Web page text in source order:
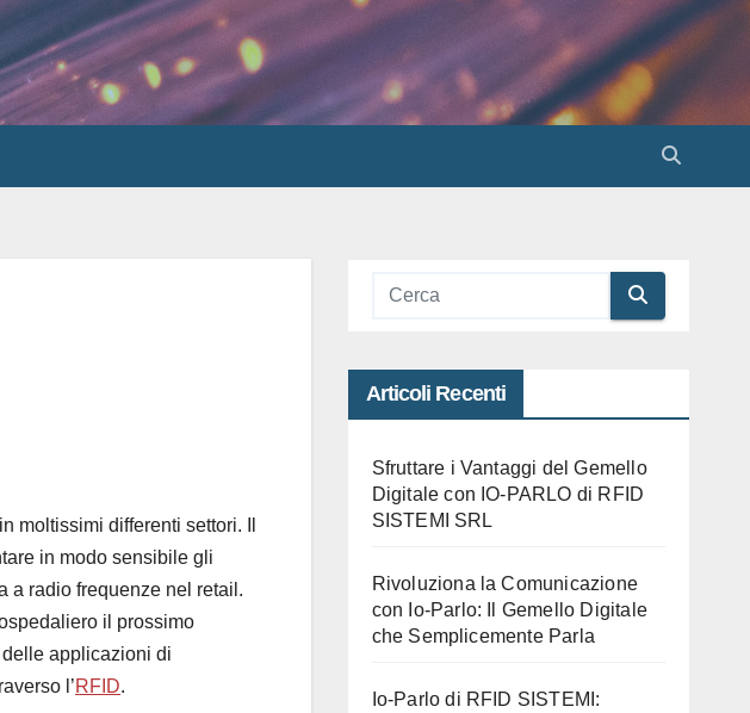
moltissimi differenti settori. Il
in modo sensibile gli
a radio frequenze nel retail.
il prossimo
applicazioni di
l’RFID.
Articoli Recenti
Sfruttare i Vantaggi del Gemello
Digitale con IO-PARLO di RFID
SISTEMI SRL
Rivoluziona la Comunicazione
con Io-Parlo: Il Gemello Digitale
che Semplicemente Parla
Io-Parlo di RFID SISTEMI: